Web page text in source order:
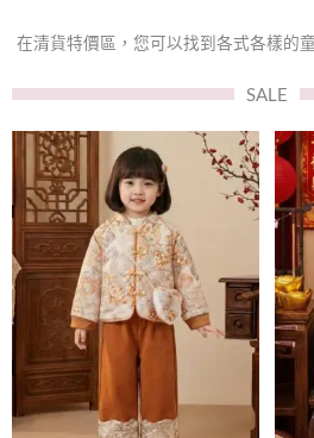
在清貨特價區，您可以找到各式各樣的
SALE
此
產
品
有
多
種
款
式。
可
在